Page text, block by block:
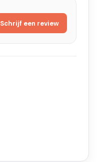
Schrijf een review